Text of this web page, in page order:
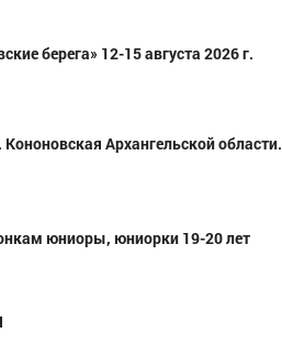
берега» 12-15 августа 2026 г.
Архангельской области.
юниоры, юниорки 19-20 лет